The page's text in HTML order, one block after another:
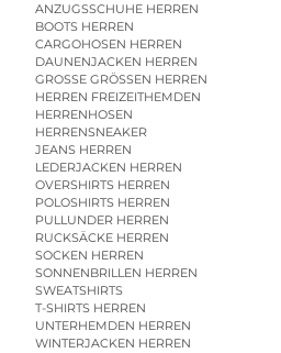
ANZUGSSCHUHE HERREN
BOOTS HERREN
CARGOHOSEN HERREN
DAUNENJACKEN HERREN
GROSSE GRÖSSEN HERREN
HERREN FREIZEITHEMDEN
HERRENHOSEN
HERRENSNEAKER
JEANS HERREN
LEDERJACKEN HERREN
OVERSHIRTS HERREN
POLOSHIRTS HERREN
PULLUNDER HERREN
RUCKSÄCKE HERREN
SOCKEN HERREN
SONNENBRILLEN HERREN
SWEATSHIRTS
T-SHIRTS HERREN
UNTERHEMDEN HERREN
WINTERJACKEN HERREN